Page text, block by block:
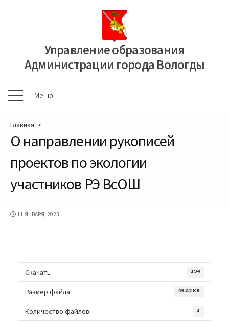
Управление образования
Администрации города Вологды
Меню
Меню
Главная >
О направлении рукописей
проектов по экологии
участников РЭ ВсОШ
ДАТА
11 ЯНВАРЯ, 2023
Скачать 194
Размер файла 49.82 KB
Количество файлов 1